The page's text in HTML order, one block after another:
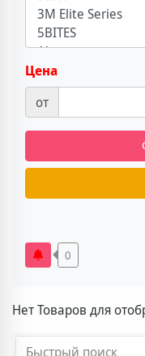
Цена
от
0
Нет Товаров для